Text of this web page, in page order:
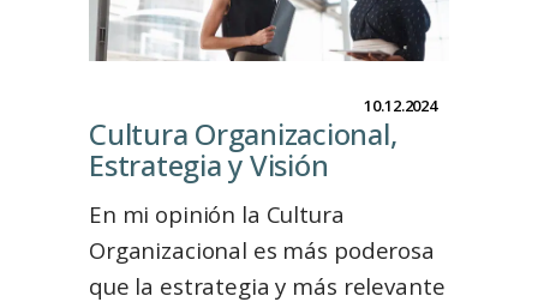
10.12.2024
Cultura Organizacional,
Estrategia y Visión
En mi opinión la Cultura
Organizacional es más poderosa
que la estrategia y más relevante